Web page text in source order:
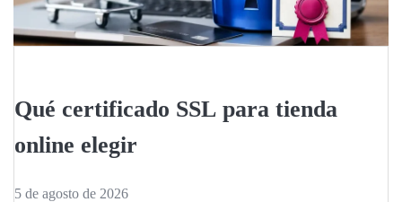
Qué certificado SSL para tienda
online elegir
5 de agosto de 2026